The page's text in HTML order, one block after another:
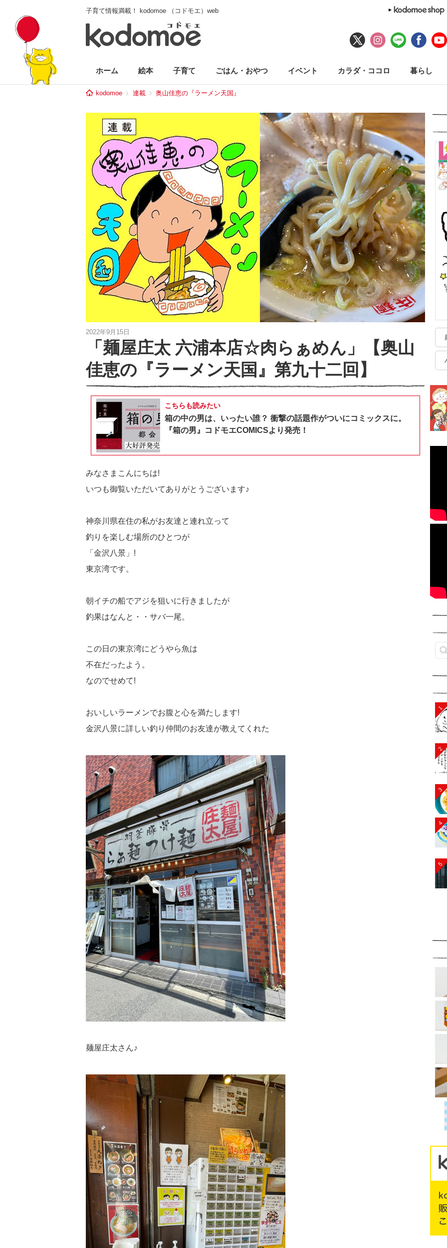
子育て情報満載！ kodomoe （コドモエ）web
ホーム 絵本 子育て ごはん・おやつ イベント カラダ・ココロ 暮らし
kodomoe 連載 奥山佳恵の『ラーメン天国』
2022年9月15日
「麺屋庄太 六浦本店☆肉らぁめん」【奥山
佳恵の『ラーメン天国』第九十二回】
こちらも読みたい
箱の中の男は、いったい誰？ 衝撃の話題作がついにコミックスに。
『箱の男』コドモエCOMICSより発売！
みなさまこんにちは!
いつも御覧いただいてありがとうございます♪
神奈川県在住の私がお友達と連れ立って
釣りを楽しむ場所のひとつが
「金沢八景」!
東京湾です。
朝イチの船でアジを狙いに行きましたが
釣果はなんと・・サバ一尾。
この日の東京湾にどうやら魚は
不在だったよう。
なのでせめて!
おいしいラーメンでお腹と心を満たします!
金沢八景に詳しい釣り仲間のお友達が教えてくれた
麺屋庄太さん♪
1
2
3
4
5